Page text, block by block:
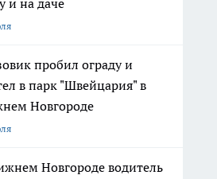
и на даче
пробил ограду и
в парк "Швейцария" в
Новгороде
Новгороде водитель